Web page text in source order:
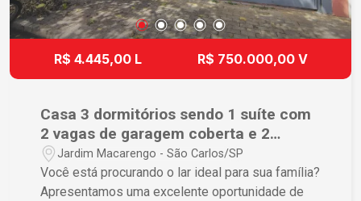
localização estratégica no bairro Vila Vista Alegre
garante visibilidade e fluxo de pessoas, tornando
este espaço uma escolha atrativa para quem
deseja empreender ou expandir seus negócios.
chance de explorar essa oportunidade única de
locação comercial! imagens ilustrativas.
R$ 4.445,00 L R$ 750.000,00 V
Casa 3 dormitórios sendo 1 suíte com
2 vagas de garagem coberta e 2
descoberta.
Jardim Macarengo - São Carlos/SP
Você está procurando o lar ideal para sua família?
Apresentamos uma excelente oportunidade de